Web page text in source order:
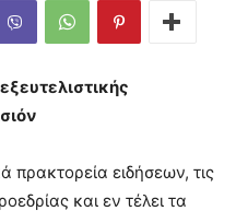
πρακτορεία ειδήσεων, τις
και εν τέλει τα